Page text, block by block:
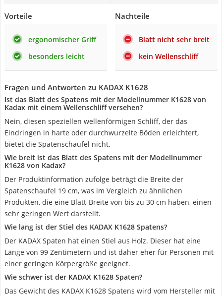
Vorteile
ergonomischer Griff
besonders leicht
Nachteile
Blatt nicht sehr breit
kein Wellenschliff
Fragen und Antworten zu KADAX K1628
Ist das Blatt des Spatens mit der Modellnummer K1628 von
Kadax mit einem Wellenschliff versehen?
Nein, diesen speziellen wellenförmigen Schliff, der das
Eindringen in harte oder durchwurzelte Böden erleichtert,
bietet die Spatenschaufel nicht.
Wie breit ist das Blatt des Spatens mit der Modellnummer
K1628 von Kadax?
Der Produktinformation zufolge beträgt die Breite der
Spatenschaufel 19 cm, was im Vergleich zu ähnlichen
Produkten, die eine Blatt-Breite von bis zu 30 cm haben, einen
sehr geringen Wert darstellt.
Wie lang ist der Stiel des KADAX K1628 Spatens?
Der KADAX Spaten hat einen Stiel aus Holz. Dieser hat eine
Länge von 99 Zentimetern und ist daher eher für Personen mit
einer geringen Körpergröße geeignet.
Wie schwer ist der KADAX K1628 Spaten?
Das Gewicht des KADAX K1628 Spatens wird vom Hersteller mit